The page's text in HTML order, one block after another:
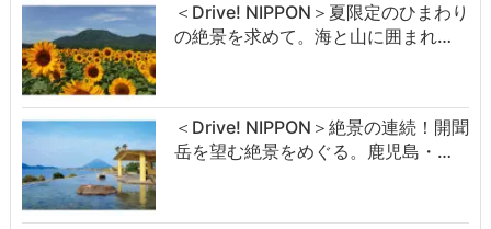
＜Drive! NIPPON＞夏限定のひまわり
の絶景を求めて。海と山に囲まれ…
＜Drive! NIPPON＞絶景の連続！開聞
岳を望む絶景をめぐる。鹿児島・…